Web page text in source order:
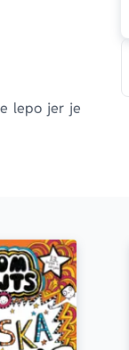
lepo jer je
najavi!